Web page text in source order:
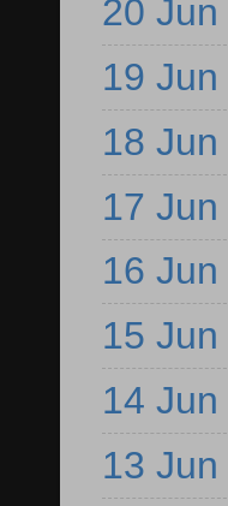
20 Jun
19 Jun
18 Jun
17 Jun
16 Jun
15 Jun
14 Jun
13 Jun